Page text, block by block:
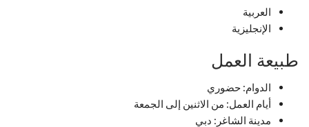
العربية
الإنجليزية
طبيعة العمل
الدوام: حضوري
أيام العمل: من الاثنين إلى الجمعة
مدينة الشاغر: دبي